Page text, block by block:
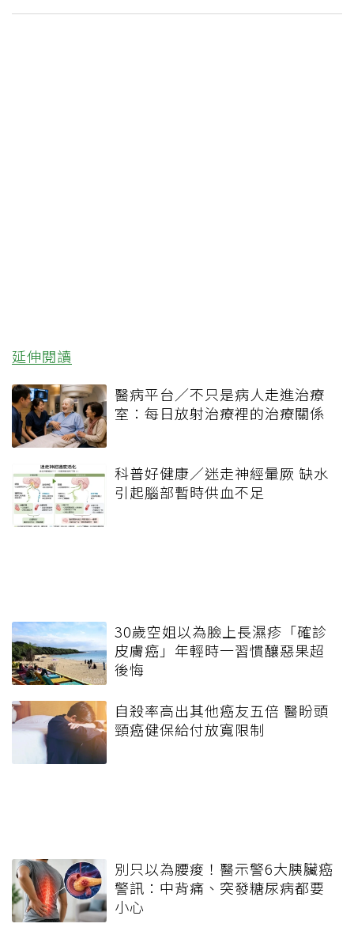
延伸閱讀
醫病平台／不只是病人走進治療
室：每日放射治療裡的治療關係
科普好健康／迷走神經暈厥 缺水
引起腦部暫時供血不足
30歲空姐以為臉上長濕疹「確診
皮膚癌」年輕時一習慣釀惡果超
後悔
自殺率高出其他癌友五倍 醫盼頭
頸癌健保給付放寬限制
別只以為腰痠！醫示警6大胰臟癌
警訊：中背痛、突發糖尿病都要
小心